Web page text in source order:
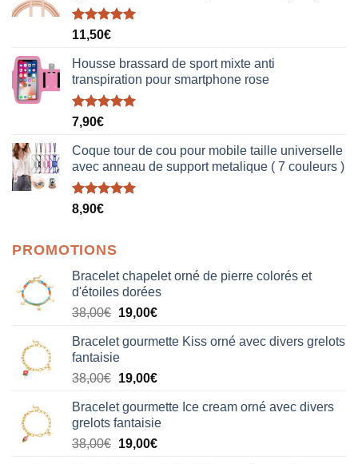
Note5.00
sur 5
11,50€
Housse brassard de sport mixte anti
transpiration pour smartphone rose
Note5.00
sur 5
7,90€
Coque tour de cou pour mobile taille universelle
avec anneau de support metalique ( 7 couleurs )
Note5.00
sur 5
8,90€
PROMOTIONS
Bracelet chapelet orné de pierre colorés et
d'étoiles dorées
38,00€ Le
initial
était :
38,00€.
19,00€Le
actuel
19,00€.
Bracelet gourmette Kiss orné avec divers grelots
fantaisie
38,00€ Le
initial
était :
38,00€.
19,00€Le
actuel
est :
19,00€.
Bracelet gourmette Ice cream orné avec divers
grelots fantaisie
38,00€ Le
19,00€Le